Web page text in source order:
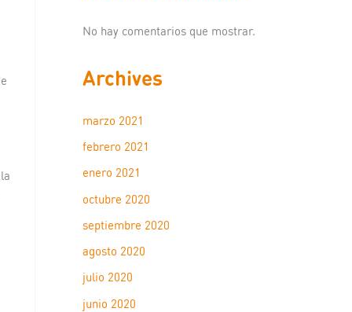
No hay comentarios que mostrar.
Archives
marzo 2021
febrero 2021
enero 2021
octubre 2020
septiembre 2020
agosto 2020
julio 2020
junio 2020